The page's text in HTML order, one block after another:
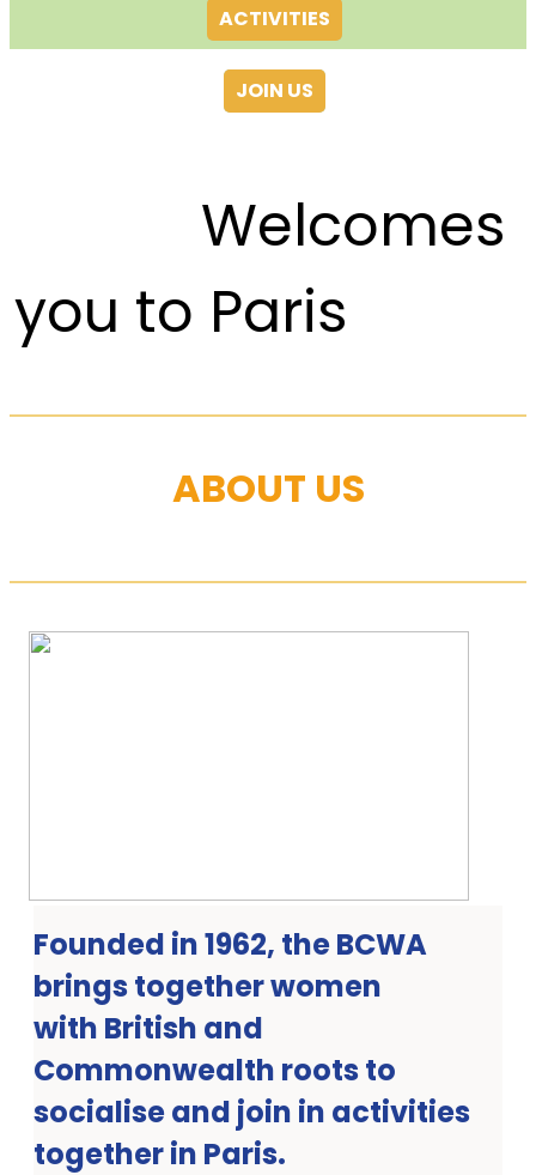
ACTIVITIES
JOIN US
Welcomes
you to Paris
ABOUT US
Founded in 1962, the BCWA
brings together women
with British and
Commonwealth roots to
socialise and join in activities
together in Paris.